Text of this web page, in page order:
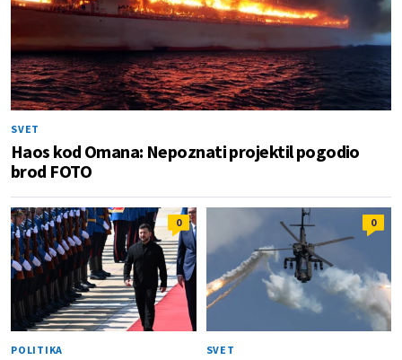
SVET
Haos kod Omana: Nepoznati projektil pogodio
brod FOTO
0
POLITIKA
0
SVET